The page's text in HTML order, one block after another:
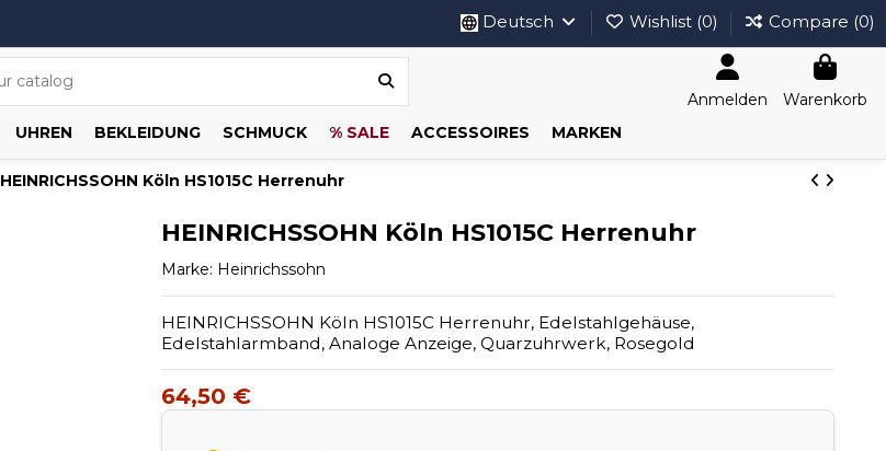
Deutsch Wishlist (0) Compare (0)
Anmelden
Warenkorb
UHREN BEKLEIDUNG SCHMUCK % SALE ACCESSOIRES MARKEN
HEINRICHSSOHN Köln HS1015C Herrenuhr
HEINRICHSSOHN Köln HS1015C Herrenuhr
Marke: Heinrichssohn
HEINRICHSSOHN Köln HS1015C Herrenuhr, Edelstahlgehäuse,
Edelstahlarmband, Analoge Anzeige, Quarzuhrwerk, Rosegold
64,50 €